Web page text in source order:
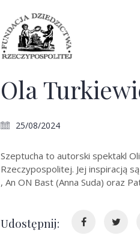
Ola
25/08/2024
Szeptucha to autorski spektakl
Rzeczypospolitej. Jej inspiracją
, An ON Bast (Anna Suda) oraz
Udostępnij: